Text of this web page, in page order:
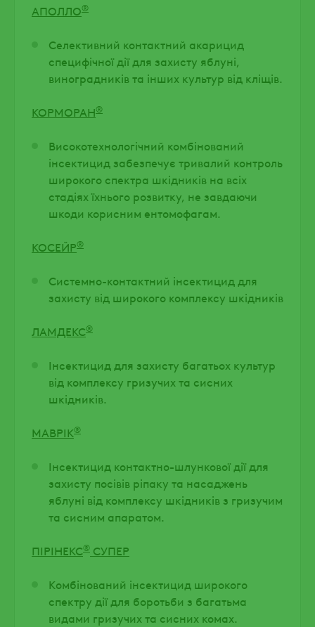
АПОЛЛО®
Селективний контактний акарицид
специфічної дії для захисту яблуні,
виноградників та інших культур від кліщів.
КОРМОРАН®
Високотехнологічний комбінований
інсектицид забезпечує тривалий контроль
широкого спектра шкідників на всіх
стадіях їхнього розвитку, не завдаючи
шкоди корисним ентомофагам.
КОСЕЙР®
Системно-контактний інсектицид для
захисту від широкого комплексу шкідників
ЛАМДЕКС®
Інсектицид для захисту багатьох культур
від комплексу гризучих та сисних
шкідників.
МАВРІК®
Інсектицид контактно-шлункової дії для
захисту посівів ріпаку та насаджень
яблуні від комплексу шкідників з гризучим
та сисним апаратом.
ПІРІНЕКС® СУПЕР
Комбінований інсектицид широкого
спектру дії для боротьби з багатьма
видами гризучих та сисних комах.